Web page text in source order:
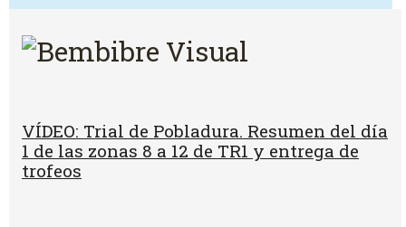
VÍDEO: Trial de Pobladura. Resumen del día
1 de las zonas 8 a 12 de TR1 y entrega de
trofeos